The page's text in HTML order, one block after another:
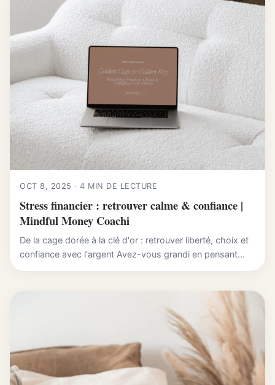
OCT 8, 2025 · 4 MIN DE LECTURE
Stress financier : retrouver calme & confiance |
Mindful Money Coachi
De la cage dorée à la clé d'or : retrouver liberté, choix et
confiance avec l'argent Avez-vous grandi en pensant...